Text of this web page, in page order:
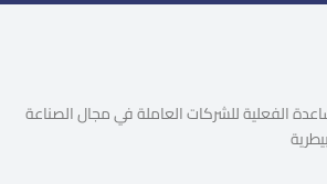
الفعلية للشركات العاملة في مجال الصناعة